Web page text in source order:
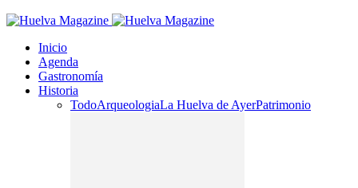
Inicio
Agenda
Gastronomía
Historia
TodoArqueologiaLa Huelva de AyerPatrimonio